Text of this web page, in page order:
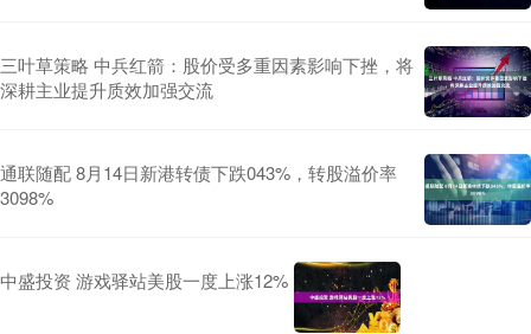
三叶草策略 中兵红箭：股价受多重因素影响下挫，将
深耕主业提升质效加强交流
通联随配 8月14日新港转债下跌043%，转股溢价率
3098%
中盛投资 游戏驿站美股一度上涨12%